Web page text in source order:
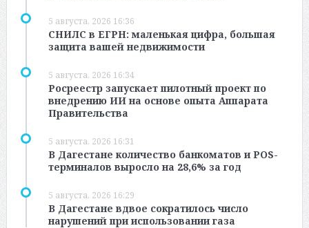
5 августа, 2026 16:36
СНИЛС в ЕГРН: маленькая цифра, большая
защита вашей недвижимости
5 августа, 2026 16:34
Росреестр запускает пилотный проект по
внедрению ИИ на основе опыта Аппарата
Правительства
5 августа, 2026 16:31
В Дагестане количество банкоматов и POS-
терминалов выросло на 28,6% за год
5 августа, 2026 16:29
В Дагестане вдвое сократилось число
нарушений при использовании газа